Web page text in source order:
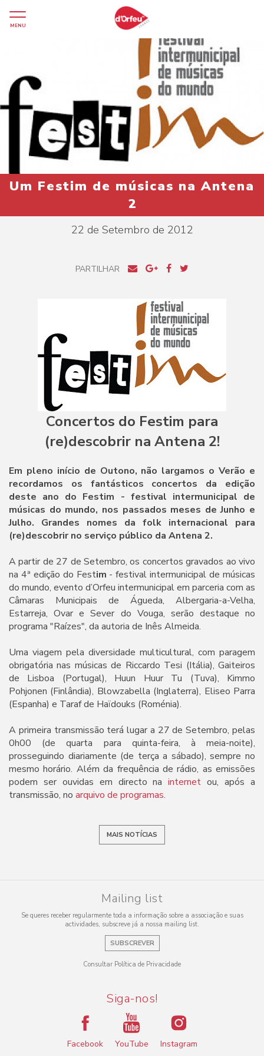
MENU
Um Festim de músicas na Antena
2
22 de Setembro de 2012
PARTILHAR
Concertos do Festim para
(re)descobrir na Antena 2!
Em pleno início de Outono, não largamos o Verão e
recordamos os fantásticos concertos da edição
deste ano do Festim - festival intermunicipal de
músicas do mundo, nos passados meses de Junho e
Julho. Grandes nomes da folk internacional para
(re)descobrir no serviço público da Antena 2.
A partir de 27 de Setembro, os concertos gravados ao vivo
na 4ª edição do Festim - festival intermunicipal de músicas
do mundo, evento d’Orfeu intermunicipal em parceria com as
Câmaras Municipais de Águeda, Albergaria-a-Velha,
Estarreja, Ovar e Sever do Vouga, serão destaque no
programa "Raízes", da autoria de Inês Almeida.
Uma viagem pela diversidade multicultural, com paragem
obrigatória nas músicas de Riccardo Tesi (Itália), Gaiteiros
de Lisboa (Portugal), Huun Huur Tu (Tuva), Kimmo
Pohjonen (Finlândia), Blowzabella (Inglaterra), Eliseo Parra
(Espanha) e Taraf de Haïdouks (Roménia).
A primeira transmissão terá lugar a 27 de Setembro, pelas
0h00 (de quarta para quinta-feira, à meia-noite),
prosseguindo diariamente (de terça a sábado), sempre no
mesmo horário. Além da frequência de rádio, as emissões
podem ser ouvidas em directo nainternet ou, após a
transmissão, no arquivo de programas.
MAIS NOTÍCIAS
Mailing list
Se queres receber regularmente toda a informação sobre a associação e suas
actividades, subscreve já a nossa mailing list.
SUBSCREVER
Consultar Política de Privacidade
Siga-nos!
Facebook YouTube Instagram